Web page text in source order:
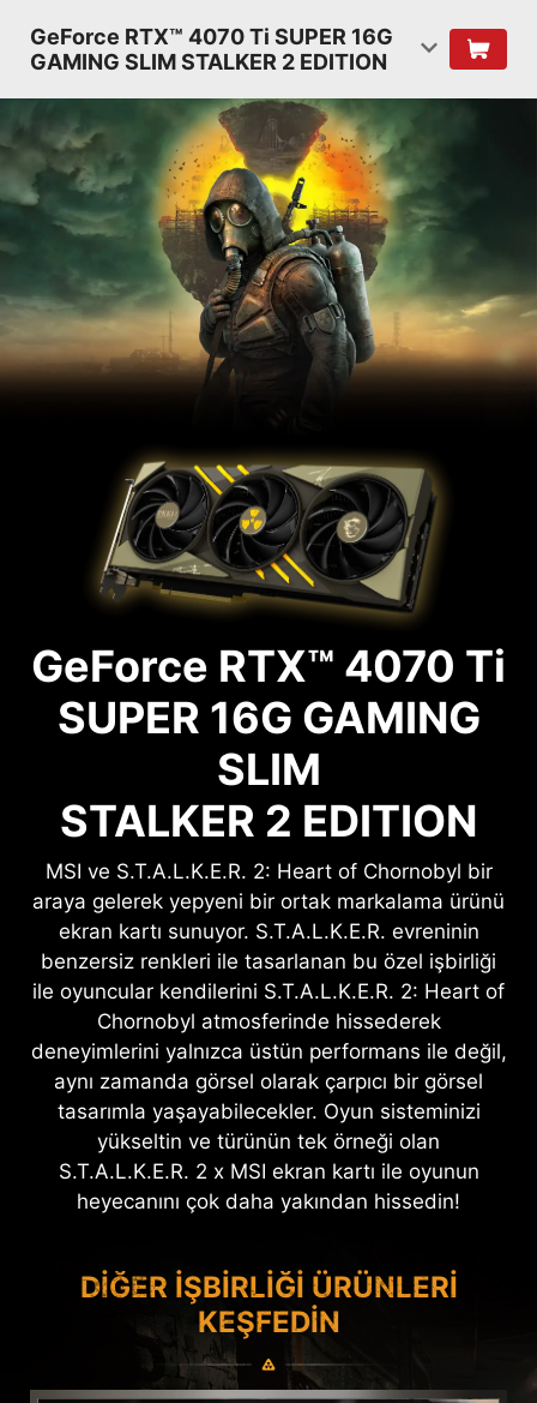
GeForce RTX™ 4070 Ti SUPER 16G
GAMING SLIM STALKER 2 EDITION
GeForce RTX™ 4070 Ti
SUPER 16G GAMING
SLIM
STALKER 2 EDITION
MSI ve S.T.A.L.K.E.R. 2: Heart of Chornobyl bir
araya gelerek yepyeni bir ortak markalama ürünü
ekran kartı sunuyor. S.T.A.L.K.E.R. evreninin
benzersiz renkleri ile tasarlanan bu özel işbirliği
ile oyuncular kendilerini S.T.A.L.K.E.R. 2: Heart of
Chornobyl atmosferinde hissederek
deneyimlerini yalnızca üstün performans ile değil,
aynı zamanda görsel olarak çarpıcı bir görsel
tasarımla yaşayabilecekler. Oyun sisteminizi
yükseltin ve türünün tek örneği olan
S.T.A.L.K.E.R. 2 x MSI ekran kartı ile oyunun
heyecanını çok daha yakından hissedin!
DIĞER IŞBIRLIĞI ÜRÜNLERI
KEŞFEDIN